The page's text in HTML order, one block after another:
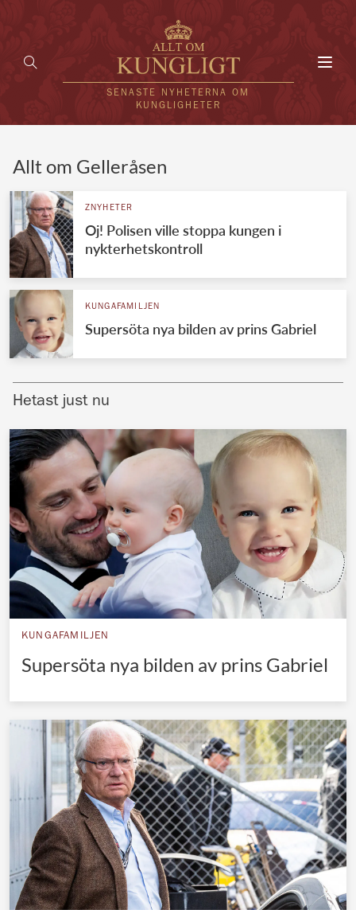
SENASTE NYHETERNA OM
KUNGLIGHETER
UTLÄNDSKT
VÄRLDENS KUNGAHUS
Svenska kungahuset
Norska kungahuset
Spanska kungahuset
Nederländska kungahuset
Belgiska kungahuset
Jordanska kungahuset
Luxemburgska storhertighuset
Japanska kejsarhuset
Thailändska kungahuset
Monacos furstehus
REDAKTION
Allt om Gelleråsen
ZNYHETER
Oj! Polisen ville stoppa kungen i
nykterhetskontroll
KUNGAFAMILJEN
Supersöta nya bilden av prins Gabriel
Hetast just nu
KUNGAFAMILJEN
Supersöta nya bilden av prins Gabriel